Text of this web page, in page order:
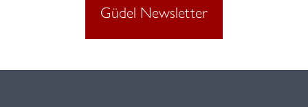
Güdel Newsletter